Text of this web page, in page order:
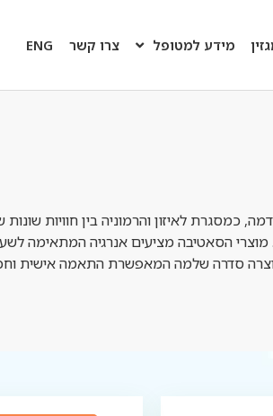
מידע למטופל צרו קשר ENG
כמסגרת לאיזון והרמוניה בין חוויות
הסאטיבה מציעים אנרגיה המתאימה
סדרה שלמה המאפשרת התאמה אישית